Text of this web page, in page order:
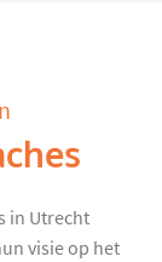
in Utrecht
visie op het